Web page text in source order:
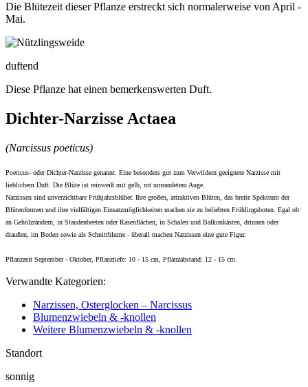
Die Blütezeit dieser Pflanze erstreckt sich normalerweise von April -
Mai.
duftend
Diese Pflanze hat einen bemerkenswerten Duft.
Dichter-Narzisse Actaea
(Narcissus poeticus)
Poeticus- oder Dichter-Narzisse genannt. Eine besonders gut zum Verwildern geeignete Narzisse mit
lieblichem Duft. Die Blüte ist reinweiß mit gelb, rot umrandetem Auge.
Narzissen sind unverzichtbare Frühjahrsblüher. Ihre großen, attraktiven Blüten, das breite Spektrum der
Blütenformen und ihre vielfältigen Einsatzmöglichkeiten machen sie zu beliebten Frühlingsboten. Egal ob
an Gehölzrändern, in Staudenbeeten oder Rasenflächen, in Schalen und Balkonkästen, drinnen oder
draußen, im Boden sowie als Schnittblume - überall machen Narzissen eine gute Figur.
Pflanzzeit September - Oktober, Pflanztiefe: 10 - 15 cm, Pflanzabstand: 12 - 15 cm.
Verwandte Kategorien:
Narzissen, Osterglocken – Narcissus
Blumenzwiebeln & -knollen
Weitere Blumenzwiebeln & -knollen
Standort
sonnig